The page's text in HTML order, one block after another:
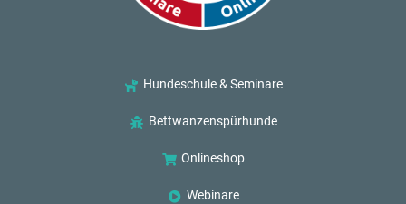
Hundeschule & Seminare
Bettwanzenspürhunde
Onlineshop
Webinare